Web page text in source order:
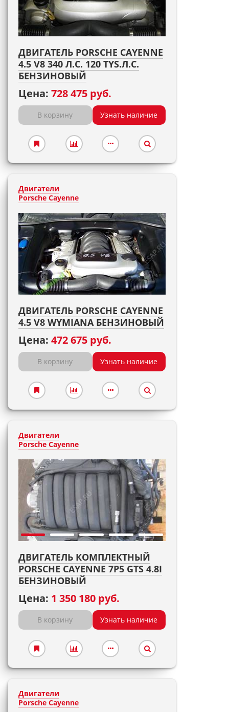
ДВИГАТЕЛЬ PORSCHE CAYENNE
4.5 V8 340 Л.С. 120 TYS.Л.С.
БЕНЗИНОВЫЙ
Цена: 728 475 руб.
В корзину Узнать наличие
Двигатели
Porsche Cayenne
ДВИГАТЕЛЬ PORSCHE CAYENNE
4.5 V8 WYMIANA БЕНЗИНОВЫЙ
Цена: 472 675 руб.
В корзину Узнать наличие
Двигатели
Porsche Cayenne
ДВИГАТЕЛЬ КОМПЛЕКТНЫЙ
PORSCHE CAYENNE 7P5 GTS 4.8I
БЕНЗИНОВЫЙ
Цена: 1 350 180 руб.
В корзину Узнать наличие
Двигатели
Porsche Cayenne